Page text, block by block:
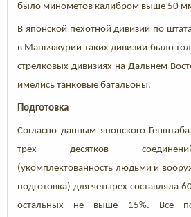
было минометов калибром выше 50
В японской пехотной дивизии по
в Маньчжурии таких дивизии было
стрелковых дивизиях на Дальнем
имелись танковые батальоны.
Подготовка
Согласно данным японского
трех десятков
(укомплектованность людьми и
подготовка) для четырех составляла
остальных не выше 15%. Все